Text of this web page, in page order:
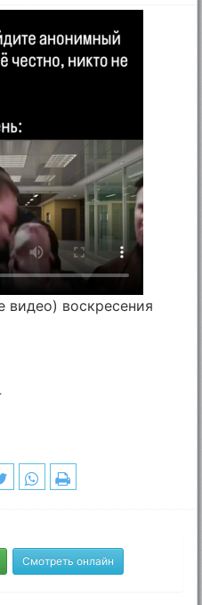
видео) воскресения
Смотреть онлайн